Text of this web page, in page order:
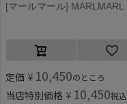
定価 ¥ 10,450のところ
当店特別価格 ¥ 10,450税込